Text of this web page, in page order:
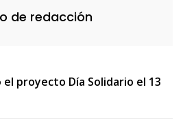
de redacción
el proyecto Día Solidario el 13